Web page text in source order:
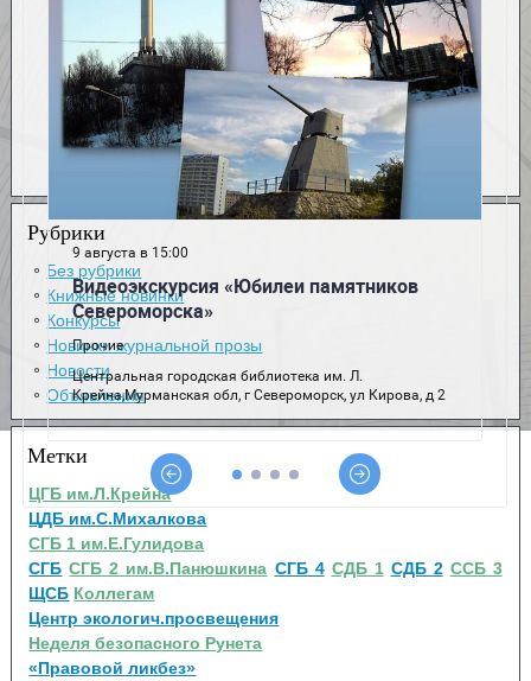
Рубрики
Без рубрики
Книжные новинки
Конкурсы
Новинки журнальной прозы
Новости
Объявления
Метки
ЦГБ им.Л.Крейна
ЦДБ им.С.Михалкова
СГБ 1 им.Е.Гулидова
СГБ СГБ 2 им.В.Панюшкина СГБ 4 СДБ 1 СДБ 2 ССБ 3
ЩСБ Коллегам
Центр экологич.просвещения
Неделя безопасного Рунета
«Правовой ликбез»